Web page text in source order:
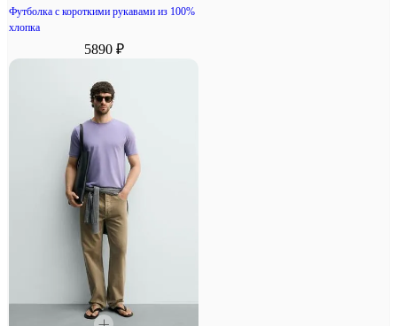
Футболка с короткими рукавами из 100%
хлопка
5890 ₽